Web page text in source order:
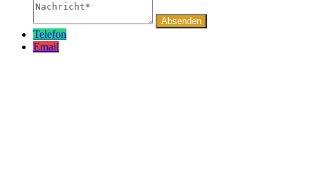
Telefon
Email